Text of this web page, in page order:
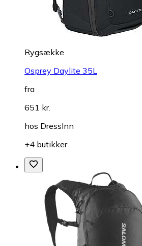
Rygsække
Osprey Daylite 35L
fra
651 kr.
hos DressInn
+4 butikker